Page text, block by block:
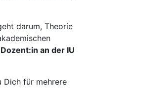
darum, Theorie
an der IU
Dich für mehrere